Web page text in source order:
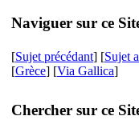
Naviguer sur ce
[Sujet précédant] [Sujet
[Grèce] [Via Gallica]
Chercher sur ce